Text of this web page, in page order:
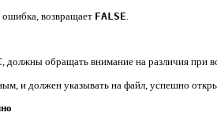
возвращает FALSE
обращать внимание на различия при
и должен указывать на файл, успешно